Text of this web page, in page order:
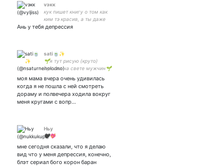
vэкк
кук пишет книгу о том как
ким тэ красив, а ты даже
позвонить не в состоянии,
Ань у тебя депрессия
sati🍵✨
🌱я тут рисую (круто)
лучших на свете мужчин🌱
|| таекоок кьютисы || чипсы
с солью! || нэсти дёрти
хотти💫
моя мама вчера очень удивилась
когда я не пошла с ней смотреть
дораму и полвечера ходила вокруг
меня кругами с вопр…
Ньу
🖤💖
мне сегодня сказали, что я делаю
вид что у меня депрессия, конечно,
блэт сериал бого корон баран